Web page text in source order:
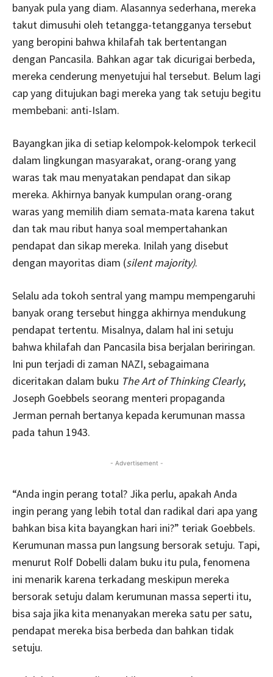
banyak pula yang diam. Alasannya sederhana, mereka
takut dimusuhi oleh tetangga-tetangganya tersebut
yang beropini bahwa khilafah tak bertentangan
dengan Pancasila. Bahkan agar tak dicurigai berbeda,
mereka cenderung menyetujui hal tersebut. Belum lagi
cap yang ditujukan bagi mereka yang tak setuju begitu
membebani: anti-Islam.
Bayangkan jika di setiap kelompok-kelompok terkecil
dalam lingkungan masyarakat, orang-orang yang
waras tak mau menyatakan pendapat dan sikap
mereka. Akhirnya banyak kumpulan orang-orang
waras yang memilih diam semata-mata karena takut
dan tak mau ribut hanya soal mempertahankan
pendapat dan sikap mereka. Inilah yang disebut
dengan mayoritas diam (silent majority).
Selalu ada tokoh sentral yang mampu mempengaruhi
banyak orang tersebut hingga akhirnya mendukung
pendapat tertentu. Misalnya, dalam hal ini setuju
bahwa khilafah dan Pancasila bisa berjalan beriringan.
Ini pun terjadi di zaman NAZI, sebagaimana
diceritakan dalam buku The Art of Thinking Clearly,
Joseph Goebbels seorang menteri propaganda
Jerman pernah bertanya kepada kerumunan massa
pada tahun 1943.
- Advertisement -
“Anda ingin perang total? Jika perlu, apakah Anda
ingin perang yang lebih total dan radikal dari apa yang
bahkan bisa kita bayangkan hari ini?” teriak Goebbels.
Kerumunan massa pun langsung bersorak setuju. Tapi,
menurut Rolf Dobelli dalam buku itu pula, fenomena
ini menarik karena terkadang meskipun mereka
bersorak setuju dalam kerumunan massa seperti itu,
bisa saja jika kita menanyakan mereka satu per satu,
pendapat mereka bisa berbeda dan bahkan tidak
setuju.